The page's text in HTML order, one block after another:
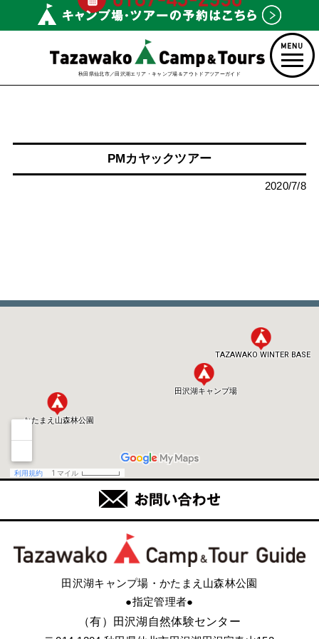
秋田県仙北市／田沢湖エリア・キャンプ場＆アウトドアツアーガイド
PMカヤックツアー
2020/7/8
田沢湖キャンプ場・かたまえ山森林公園
●指定管理者●
（有）田沢湖自然体験センター